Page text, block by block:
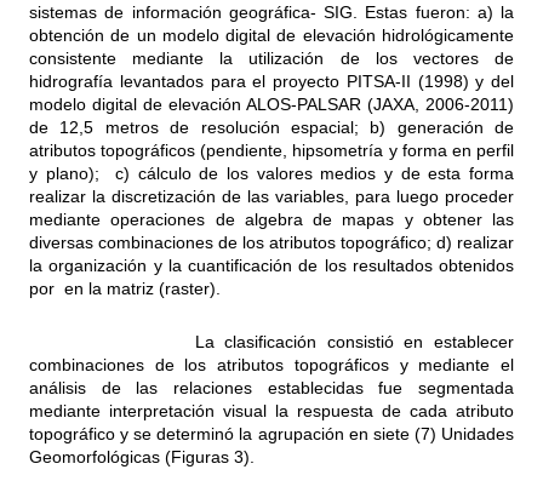
sistemas de información geográfica- SIG. Estas fueron: a) la
obtención de un modelo digital de elevación hidrológicamente
consistente mediante la utilización de los vectores de
hidrografía levantados para el proyecto PITSA-II (1998) y del
modelo digital de elevación ALOS-PALSAR (JAXA, 2006-2011)
de 12,5 metros de resolución espacial; b) generación de
atributos topográficos (pendiente, hipsometría y forma en perfil
y plano); c) cálculo de los valores medios y de esta forma
realizar la discretización de las variables, para luego proceder
mediante operaciones de algebra de mapas y obtener las
diversas combinaciones de los atributos topográfico; d) realizar
la organización y la cuantificación de los resultados obtenidos
por en la matriz (raster).
La clasificación consistió en establecer
combinaciones de los atributos topográficos y mediante el
análisis de las relaciones establecidas fue segmentada
mediante interpretación visual la respuesta de cada atributo
topográfico y se determinó la agrupación en siete (7) Unidades
Geomorfológicas (Figuras 3).